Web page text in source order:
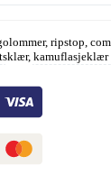
ripstop,
kamuflasjeklær